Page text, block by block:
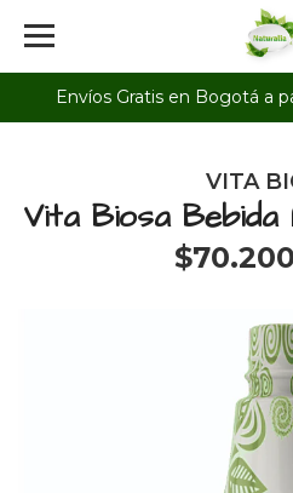
Envíos Gratis en Bogotá a
VITA
Vita Biosa